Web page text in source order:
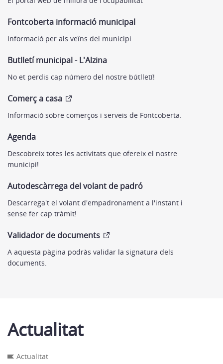
Fontcoberta informació municipal
Informació per als veïns del municipi
Butlletí municipal - L'Alzina
No et perdis cap número del nostre bútlletí!
Comerç a casa
Informació sobre comerços i serveis de Fontcoberta.
Agenda
Descobreix totes les activitats que ofereix el nostre
municipi!
Autodescàrrega del volant de padró
Descarrega't el volant d'empadronament a l'instant i
sense fer cap tràmit!
Validador de documents
A aquesta pàgina podràs validar la signatura dels
documents.
Actualitat
Actualitat